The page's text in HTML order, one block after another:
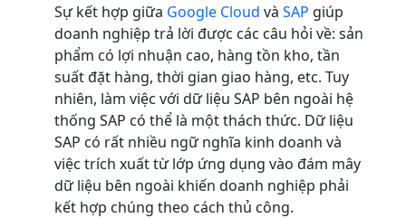
Sự kết hợp giữa Google Cloud và SAP giúp
doanh nghiệp trả lời được các câu hỏi về: sản
phẩm có lợi nhuận cao, hàng tồn kho, tần
suất đặt hàng, thời gian giao hàng, etc. Tuy
nhiên, làm việc với dữ liệu SAP bên ngoài hệ
thống SAP có thể là một thách thức. Dữ liệu
SAP có rất nhiều ngữ nghĩa kinh doanh và
việc trích xuất từ lớp ứng dụng vào đám mây
dữ liệu bên ngoài khiến doanh nghiệp phải
kết hợp chúng theo cách thủ công.